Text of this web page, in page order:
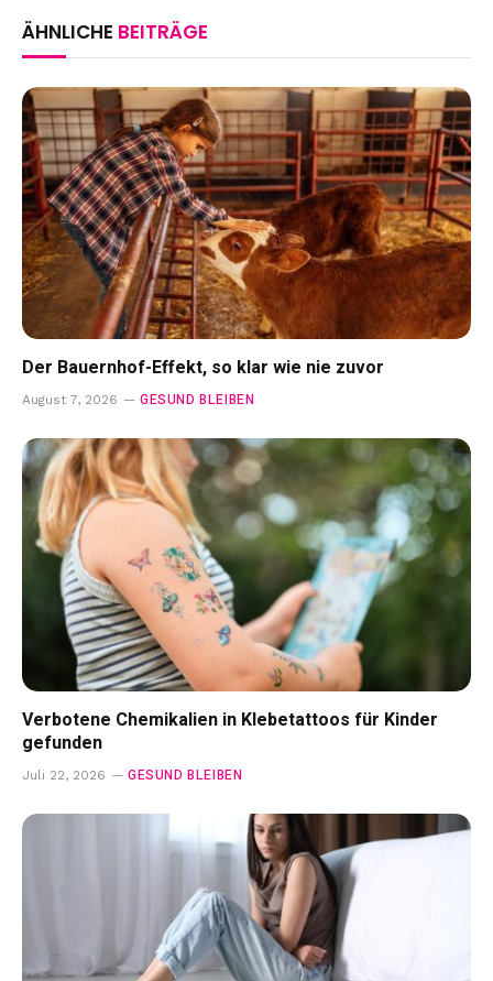
ÄHNLICHE BEITRÄGE
Der Bauernhof-Effekt, so klar wie nie zuvor
August 7, 2026 GESUND BLEIBEN
Verbotene Chemikalien in Klebetattoos für Kinder
gefunden
Juli 22, 2026 GESUND BLEIBEN